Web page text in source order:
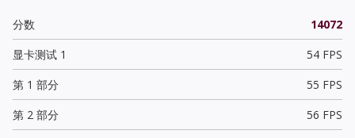
分数
14072
显卡测试 1
54 FPS
第 1 部分
55 FPS
第 2 部分
56 FPS